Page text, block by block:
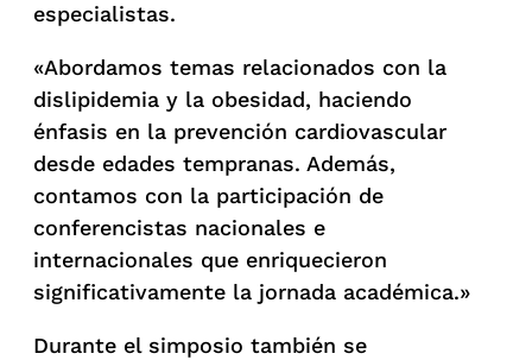
especialistas.
«Abordamos temas relacionados con la
dislipidemia y la obesidad, haciendo
énfasis en la prevención cardiovascular
desde edades tempranas. Además,
contamos con la participación de
conferencistas nacionales e
internacionales que enriquecieron
significativamente la jornada académica.»
Durante el simposio también se